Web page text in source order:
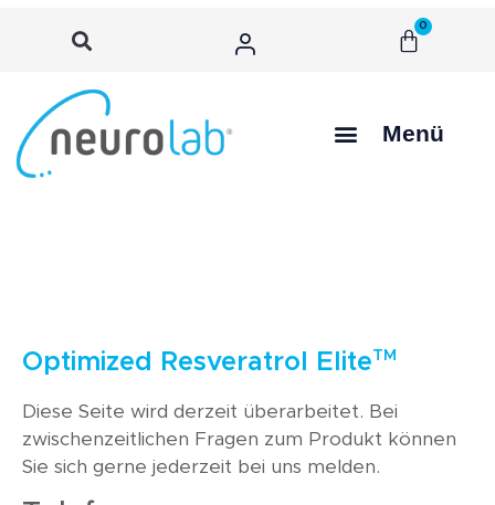
0
Menü
Optimized Resveratrol EliteTM
Diese Seite wird derzeit überarbeitet. Bei
zwischenzeitlichen Fragen zum Produkt können
Sie sich gerne jederzeit bei uns melden.